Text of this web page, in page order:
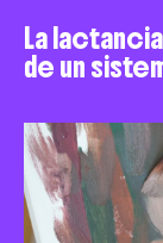
La
de un